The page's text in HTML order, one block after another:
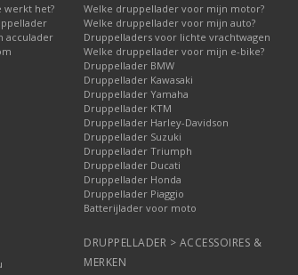
werkt het?
acculader
Welke druppellader voor mijn motor?
Welke druppellader voor mijn auto?
Druppelladers voor lichte vrachtwagen
Welke druppellader voor mijn e-bike?
Druppellader BMW
Druppellader Kawasaki
Druppellader Yamaha
Druppellader KTM
Druppellader Harley-Davidson
Druppellader Suzuki
Druppellader Triumph
Druppellader Ducati
Druppellader Honda
Druppellader Piaggio
Batterijlader voor moto
DRUPPELLADER > ACCESSOIRES &
MERKEN